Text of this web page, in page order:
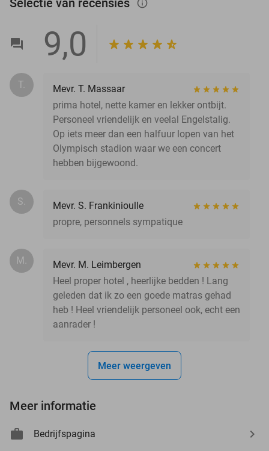
info_outlined
9,0
T.
Mevr. T. Massaar
prima hotel, nette kamer en lekker ontbijt.
Personeel vriendelijk en veelal Engelstalig.
Op iets meer dan een halfuur lopen van het
Olympisch stadion waar we een concert
hebben bijgewoond.
S.
Mevr. S. Frankinioulle
propre, personnels sympatique
M.
Mevr. M. Leimbergen
Heel proper hotel , heerlijke bedden ! Lang
geleden dat ik zo een goede matras gehad
heb ! Heel vriendelijk personeel ook, echt een
aanrader !
Meer weergeven
Meer informatie
Bedrijfspagina